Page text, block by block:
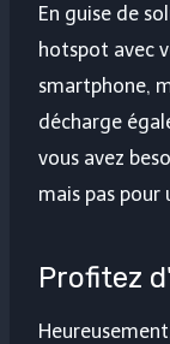
En guise de
hotspot avec
smartphone,
décharge
vous avez
mais pas pour
Profitez